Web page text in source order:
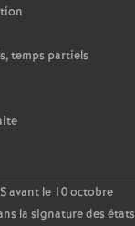
temps partiels
avant le 10 octobre
la signature des états